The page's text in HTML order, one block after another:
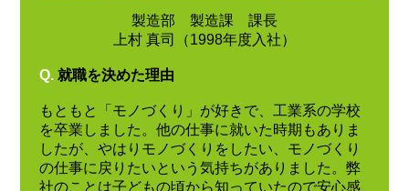
製造部 製造課 課長
上村 真司（1998年度入社）
Q. 就職を決めた理由
もともと「モノづくり」が好きで、工業系の学校
を卒業しました。他の仕事に就いた時期もありま
したが、やはりモノづくりをしたい、モノづくり
の仕事に戻りたいという気持ちがありました。弊
社のことは子どもの頃から知っていたので安心感